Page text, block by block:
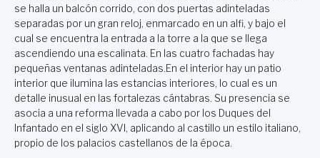
se halla un balcón corrido, con dos puertas adinteladas
separadas por un gran reloj, enmarcado en un alfi, y bajo el
cual se encuentra la entrada a la torre a la que se llega
ascendiendo una escalinata. En las cuatro fachadas hay
pequeñas ventanas adinteladas.En el interior hay un patio
interior que ilumina las estancias interiores, lo cual es un
detalle inusual en las fortalezas cántabras. Su presencia se
asocia a una reforma llevada a cabo por los Duques del
Infantado en el siglo XVI, aplicando al castillo un estilo italiano,
propio de los palacios castellanos de la época.